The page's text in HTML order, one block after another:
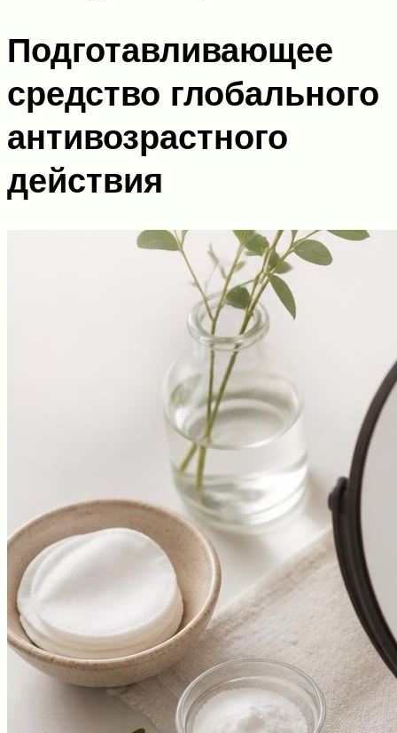
Подготавливающее
средство глобального
антивозрастного
действия